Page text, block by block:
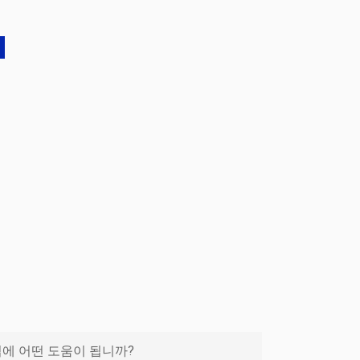
어떤 도움이 됩니까?